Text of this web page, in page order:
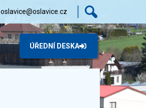
oslavice@oslavice.cz
ÚŘEDNÍ DESKA